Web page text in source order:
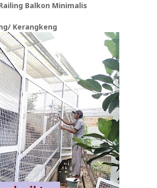
Balkon Minimalis
Kerangkeng